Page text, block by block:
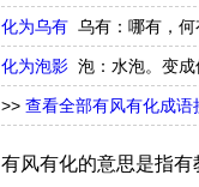
化为乌有 乌有：哪有，何
化为泡影 泡：水泡。变成
>> 查看全部有风有化成语
有风有化的意思是指有